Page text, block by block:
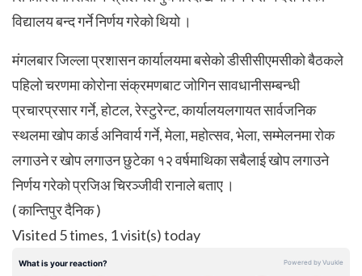
विद्यालय बन्द गर्ने निर्णय गरेको थियो ।
मंगलबार जिल्ला प्रशासन कार्यालयमा बसेको डीसीसीएमसीको बैठकले
पहिलो चरणमा कोरोना संक्रमणबाट जोगिन सावधानीसम्बन्धी
प्रचारप्रसार गर्ने, होटल, रेस्टुरेन्ट, कार्यालयलगायत सार्वजनिक
स्थलमा खोप कार्ड अनिवार्य गर्ने, मेला, महोत्सव, भेला, सम्मेलनमा रोक
लगाउने र खोप लगाउन छुटेका १२ वर्षमाथिका सबैलाई खोप लगाउने
निर्णय गरेको प्रजिअ चिरञ्जीवी रानाले बताए ।
( कान्तिपुर दैनिक )
Visited 5 times, 1 visit(s) today